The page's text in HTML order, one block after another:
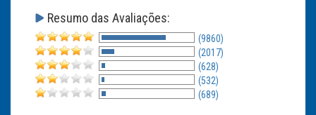
Resumo das Avaliações:
(9860)
(2017)
(628)
(532)
(689)